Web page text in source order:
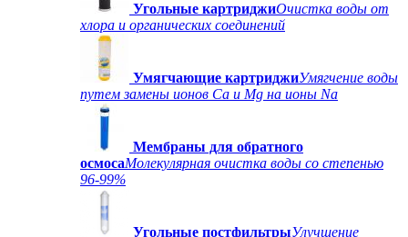
Угольные картриджиОчистка воды от
хлора и органических соединений
Умягчающие картриджиУмягчение воды
путем замены ионов Ca и Mg на ионы Na
Мембраны для обратного
осмосаМолекулярная очистка воды со степенью
96-99%
Угольные постфильтрыУлучшение